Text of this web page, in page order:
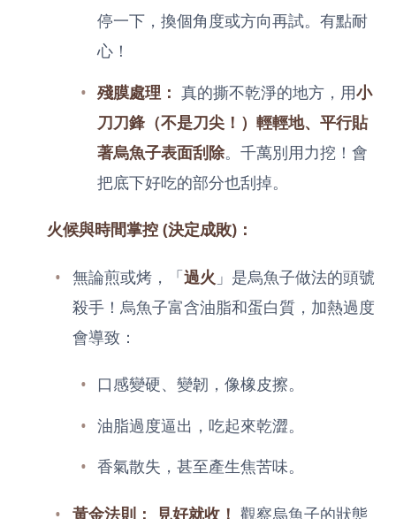
停一下，換個角度或方向再試。有點耐
心！
殘膜處理： 真的撕不乾淨的地方，用小
刀刀鋒（不是刀尖！）輕輕地、平行貼
著烏魚子表面刮除。千萬別用力挖！會
把底下好吃的部分也刮掉。
火候與時間掌控 (決定成敗)：
無論煎或烤，「過火 」是烏魚子做法的頭號
殺手！烏魚子富含油脂和蛋白質，加熱過度
會導致：
口感變硬、變韌，像橡皮擦。
油脂過度逼出，吃起來乾澀。
香氣散失，甚至產生焦苦味。
黃金法則： 見好就收！ 觀察烏魚子的狀態